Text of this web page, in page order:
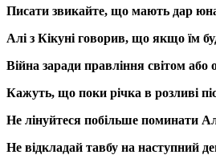
Писати звикайте, що мають дар
Алі з Кікуні говорив, що якщо їм
Війна заради правління світом
Кажуть, що поки річка в розливі
Не лінуйтеся побільше поминати
Не відкладай тавбу на наступний